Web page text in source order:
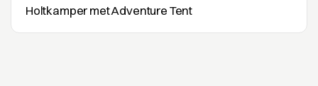
Holtkamper met Adventure Tent